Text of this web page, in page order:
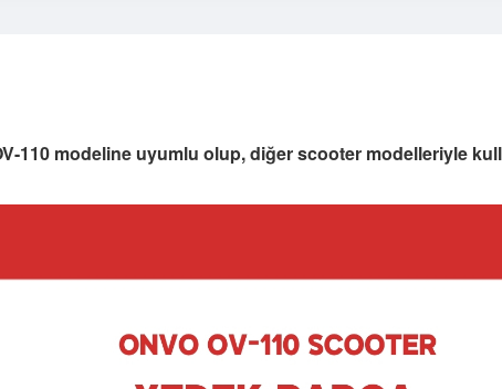
110 modeline uyumlu olup, diğer scooter modelleriyle